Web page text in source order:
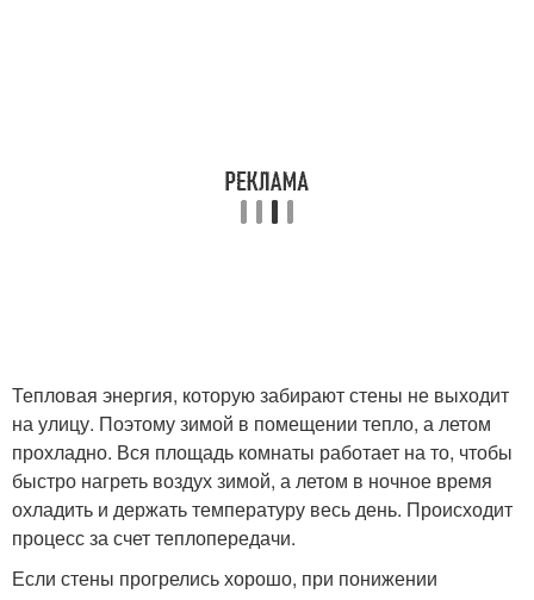
Тепловая энергия, которую забирают стены не выходит
на улицу. Поэтому зимой в помещении тепло, а летом
прохладно. Вся площадь комнаты работает на то, чтобы
быстро нагреть воздух зимой, а летом в ночное время
охладить и держать температуру весь день. Происходит
процесс за счет теплопередачи.
Если стены прогрелись хорошо, при понижении